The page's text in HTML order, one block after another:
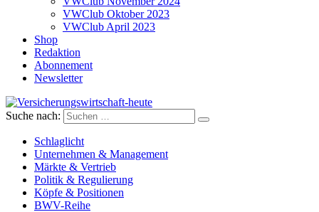
VWClub Oktober 2023
VWClub April 2023
Shop
Redaktion
Abonnement
Newsletter
Versicherungswirtschaft-heute
Suche nach:
Schlaglicht
Unternehmen & Management
Märkte & Vertrieb
Politik & Regulierung
Köpfe & Positionen
BWV-Reihe